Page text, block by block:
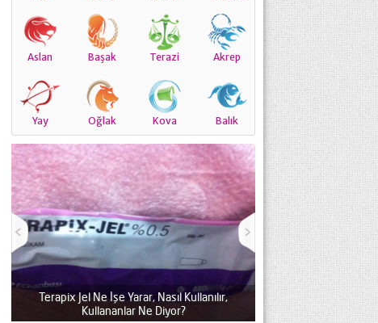
Aslan Başak Terazi Akrep
Yay Oğlak Kova Balık
Terapix Jel Ne İşe Yarar, Nasıl Kullanılır,
Kullananlar Ne Diyor?
Thermo Doline Krem